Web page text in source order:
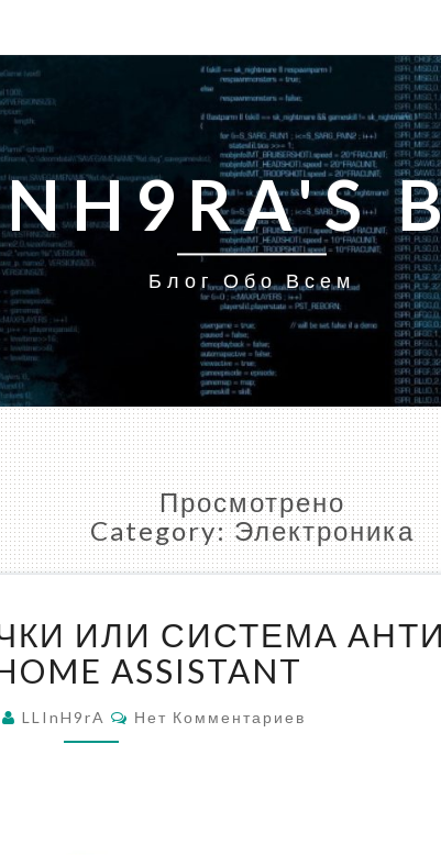
Блог Обо Всем
Просмотрено
Category:Электроника
ПРОТЕЧКИ
ИЛИ
СИСТЕМА
АНТИ-
КОТ
ИЛИ СИСТЕМА
ASSISTANT
LLInH9rA Комментарии
Нет Комментариев